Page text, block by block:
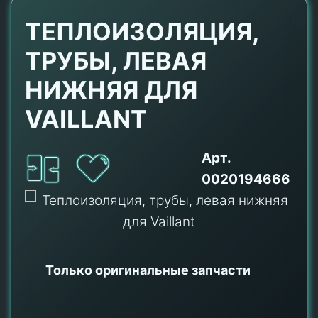
ТЕПЛОИЗОЛЯЦИЯ,
ТРУБЫ, ЛЕВАЯ
НИЖНЯЯ ДЛЯ
VAILLANT
Арт.
0020194666
Только оригинальные запчасти